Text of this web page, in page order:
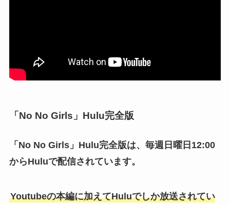
「No No Girls」Hulu完全版
「No No Girls」Hulu完全版は、毎週日曜日12:00
からHuluで配信されています。
Youtubeの本編に加えてHuluでしか放送されてい